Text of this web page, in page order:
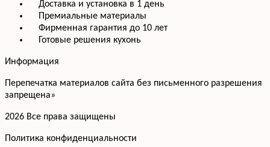
Доставка и установка в 1 день
Премиальные материалы
Фирменная гарантия до 10 лет
Готовые решения кухонь
Информация
Перепечатка материалов сайта без письменного разрешения
запрещена»
2026 Все права защищены
Политика конфиденциальности